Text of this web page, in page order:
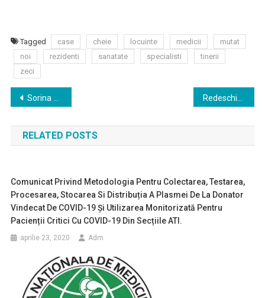
Tagged case cheie locuinte medicii
mutat
noi
rezidenti sanatate specialisti
tinerii
zeci
Navigare
în
articole
Sorina Pintea: La Spitalul Săpoca avem aprobate pentru concurs 45 de posturi; ei spuneau că nu au buget, dar buget există
RELATED POSTS
Comunicat Privind Metodologia Pentru Colectarea, Testarea,
Procesarea, Stocarea Si Distribuția A Plasmei De La Donator
Vindecat De COVID-19 Și Utilizarea Monitorizată Pentru
Pacienții Critici Cu COVID-19 Din Secțiile ATI.
aprilie 23, 2020 Adm